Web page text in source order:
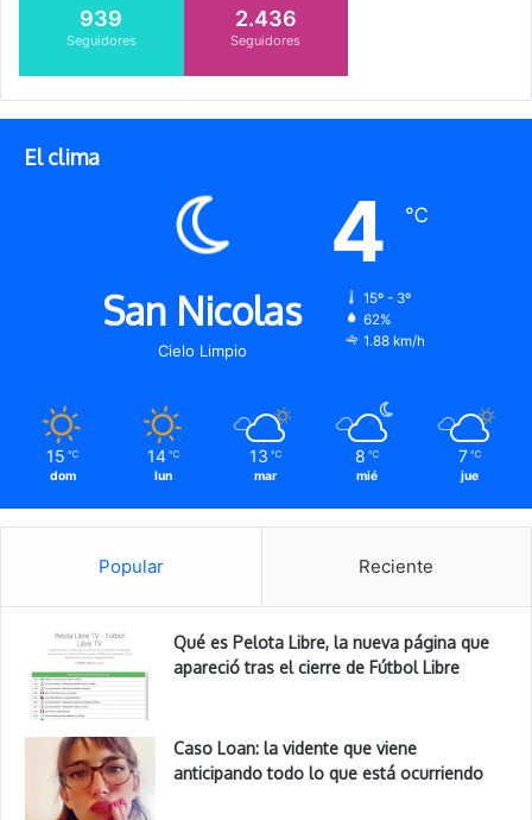
939
Seguidores
2.436
Seguidores
El clima
San Nicolas
Cielo Limpio
4 ℃
15º - 3º
62%
1.88 km/h
15 ℃
dom
14 ℃
lun
13 ℃
mar
8 ℃
mié
7 ℃
jue
Popular Reciente
Qué es Pelota Libre, la nueva página que
apareció tras el cierre de Fútbol Libre
Caso Loan: la vidente que viene
anticipando todo lo que está ocurriendo